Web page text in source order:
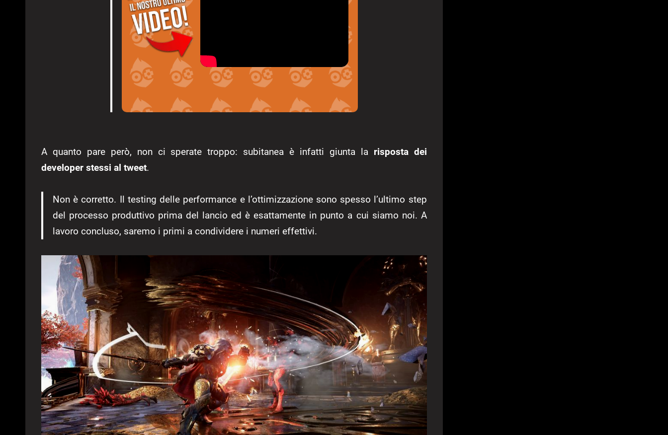
A quanto pare però, non ci sperate troppo: subitanea è infatti giunta la risposta dei
developer stessi al tweet.
Non è corretto. Il testing delle performance e l’ottimizzazione sono spesso l’ultimo step
del processo produttivo prima del lancio ed è esattamente in punto a cui siamo noi. A
lavoro concluso, saremo i primi a condividere i numeri effettivi.